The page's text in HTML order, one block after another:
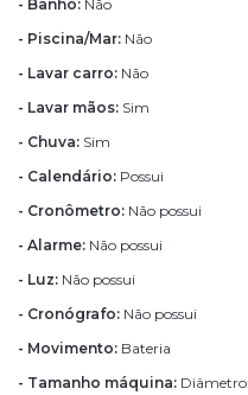
- Banho: Não
- Piscina/Mar: Não
- Lavar carro: Não
- Lavar mãos: Sim
- Chuva: Sim
- Calendário: Possui
- Cronômetro: Não possui
- Alarme: Não possui
- Luz: Não possui
- Cronógrafo: Não possui
- Movimento: Bateria
- Tamanho máquina: